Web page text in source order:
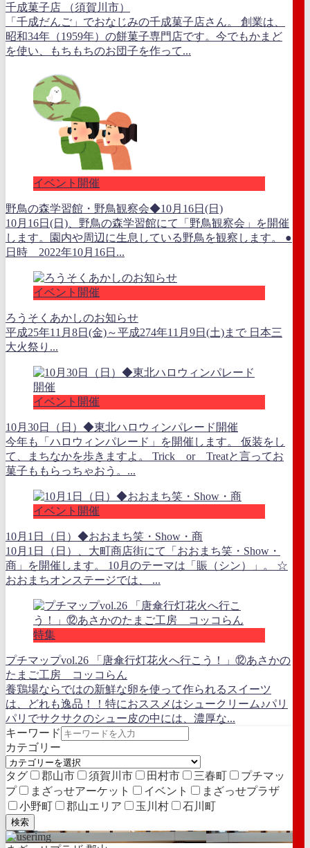
千成菓子店 （須賀川市）
「千成だんご」でおなじみの千成菓子店さん。 創業は、
昭和34年（1959年）の餅菓子専門店です。今でもかまど
を使い、もちもちのお団子を作って...
イベント開催
野鳥の森学習館・野鳥観察会◆10月16日(日)
10月16日(日)、野鳥の森学習館にて「野鳥観察会」を開催
します。園内や周辺に生息している野鳥を観察します。 ●
日時 2022年10月16日...
イベント開催
ろうそくあかしのお知らせ
平成25年11月8日(金)～平成274年11月9日(土)まで 日本三
大火祭り...
イベント開催
10月30日（日）◆東北ハロウィンパレード開催
今年も「ハロウィンパレード」を開催します。 仮装をし
て、まちなかを歩きますよ。 Trick or Treatと言ってお
菓子ももらっちゃおう。...
イベント開催
10月1日（日）◆おおまち笑・Show・商
10月1日（日）、大町商店街にて「おおまち笑・Show・
商」を開催します。 10月のテーマは「賑（シン）」。 ☆
おおまちオンステージでは、 ...
特集
プチマップvol.26 「唐傘行灯花火へ行こう！」⑫あさかの
たまご工房 コッコらん
養鶏場ならではの新鮮な卵を使って作られるスイーツ
は、どれも逸品！！特におススメはシュークリーム♪パリ
パリでサクサクのシュー皮の中には、濃厚な...
キーワード
カテゴリー
タグ 郡山市 須賀川市 田村市 三春町
プチマッ
プ
まざっせアーケット イベント
まざっせプラザ
小野町
郡山エリア 玉川村 石川町
検索